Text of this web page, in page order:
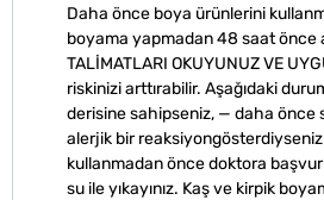
Daha önce boya ürünlerini
boyama yapmadan 48 saat önce
TALİMATLARI OKUYUNUZ VE
riskinizi arttırabilir. Aşağıdaki
derisine sahipseniz, — daha önce
alerjik bir
kullanmadan önce doktora
su ile yıkayınız. Kaş ve kirpik